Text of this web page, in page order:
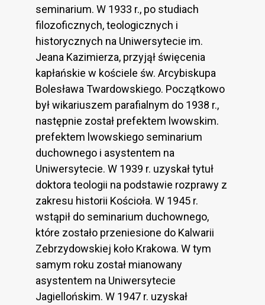
seminarium. W 1933 r., po studiach
filozoficznych, teologicznych i
historycznych na Uniwersytecie im.
Jeana Kazimierza, przyjął święcenia
kapłańskie w kościele św. Arcybiskupa
Bolesława Twardowskiego. Początkowo
był wikariuszem parafialnym do 1938 r.,
następnie został prefektem lwowskim.
prefektem lwowskiego seminarium
duchownego i asystentem na
Uniwersytecie. W 1939 r. uzyskał tytuł
doktora teologii na podstawie rozprawy z
zakresu historii Kościoła. W 1945 r.
wstąpił do seminarium duchownego,
które zostało przeniesione do Kalwarii
Zebrzydowskiej koło Krakowa. W tym
samym roku został mianowany
asystentem na Uniwersytecie
Jagiellońskim. W 1947 r. uzyskał